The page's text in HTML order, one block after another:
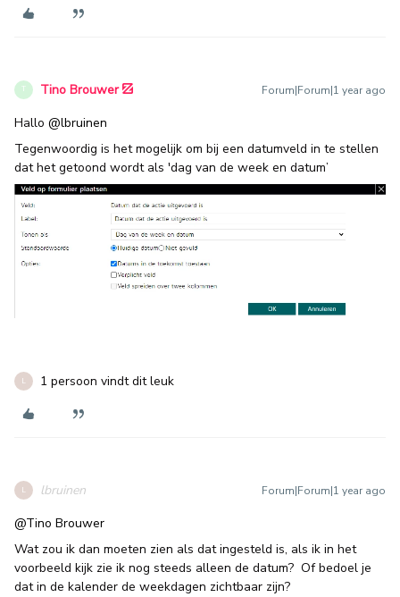
T Tino Brouwer Forum|Forum|1 year ago
Hallo @lbruinen
Tegenwoordig is het mogelijk om bij een datumveld in te stellen
dat het getoond wordt als 'dag van de week en datum’
L 1 persoon vindt dit leuk
L lbruinen Forum|Forum|1 year ago
@Tino Brouwer
Wat zou ik dan moeten zien als dat ingesteld is, als ik in het
voorbeeld kijk zie ik nog steeds alleen de datum? Of bedoel je
dat in de kalender de weekdagen zichtbaar zijn?